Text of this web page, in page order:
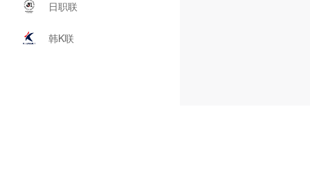
日职联
韩K联